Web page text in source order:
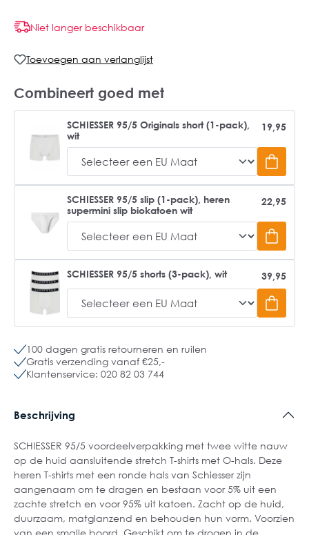
Niet langer beschikbaar
Toevoegen aan verlanglijst
Combineert goed met
SCHIESSER 95/5 Originals short (1-pack),
wit
19,95
SCHIESSER 95/5 slip (1-pack), heren
supermini slip biokatoen wit
22,95
SCHIESSER 95/5 shorts (3-pack), wit 39,95
100 dagen gratis retourneren en ruilen
Gratis verzending vanaf €25,-
Klantenservice: 020 82 03 744
Beschrijving
SCHIESSER 95/5 voordeelverpakking met twee witte nauw
op de huid aansluitende stretch T-shirts met O-hals. Deze
heren T-shirts met een ronde hals van Schiesser zijn
aangenaam om te dragen en bestaan voor 5% uit een
zachte stretch en voor 95% uit katoen. Zacht op de huid,
duurzaam, matglanzend en behouden hun vorm. Voorzien
van een smalle boord. Geschikt om te drogen in de